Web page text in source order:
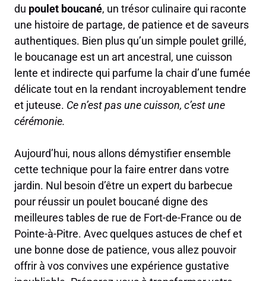
du poulet boucané, un trésor culinaire qui raconte
une histoire de partage, de patience et de saveurs
authentiques. Bien plus qu’un simple poulet grillé,
le boucanage est un art ancestral, une cuisson
lente et indirecte qui parfume la chair d’une fumée
délicate tout en la rendant incroyablement tendre
et juteuse. Ce n’est pas une cuisson, c’est une
cérémonie.
Aujourd’hui, nous allons démystifier ensemble
cette technique pour la faire entrer dans votre
jardin. Nul besoin d’être un expert du barbecue
pour réussir un poulet boucané digne des
meilleures tables de rue de Fort-de-France ou de
Pointe-à-Pitre. Avec quelques astuces de chef et
une bonne dose de patience, vous allez pouvoir
offrir à vos convives une expérience gustative